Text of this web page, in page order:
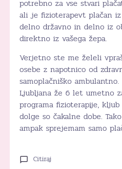
potrebno za vse stvari
ali je fizioterapevt plačan
delno državno in delno iz
direktno iz vašega žepa.
Verjetno ste me želeli
osebe z napotnico od
samoplačniško
Ljubljana že 6 let umetno
programa fizioterapije,
dolge so čakalne dobe.
ampak sprejemam samo
Citiraj